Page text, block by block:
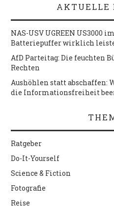
AKTUELLE
NAS-USV UGREEN US3000
Batteriepuffer wirklich
AfD Parteitag: Die feuchten
Rechten
Aushöhlen statt abschaffen:
die Informationsfreiheit
Ratgeber
Do-It-Yourself
Science & Fiction
Fotografie
Reise